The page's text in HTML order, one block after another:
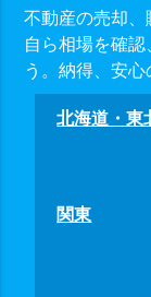
不動産の売却、
自ら相場を確
う。納得、安
北海道・東
関東